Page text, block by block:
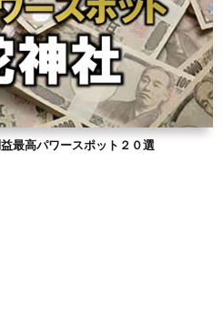
最高パワースポット２０選